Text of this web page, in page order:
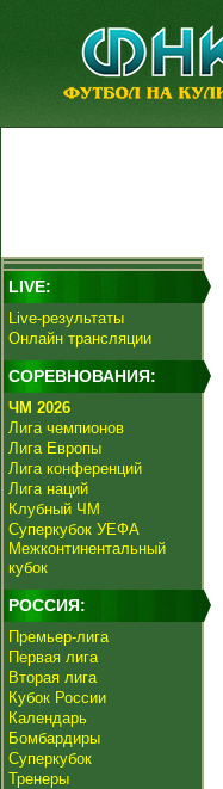
LIVE:
Live-результаты
Онлайн трансляции
СОРЕВНОВАНИЯ:
ЧМ 2026
Лига чемпионов
Лига Европы
Лига конференций
Лига наций
Клубный ЧМ
Суперкубок УЕФА
Межконтинентальный
кубок
РОССИЯ:
Премьер-лига
Первая лига
Вторая лига
Кубок России
Календарь
Бомбардиры
Суперкубок
Тренеры